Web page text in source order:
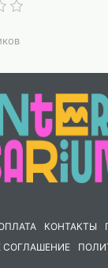
КОНТАКТЫ
СОГЛАШЕНИЕ